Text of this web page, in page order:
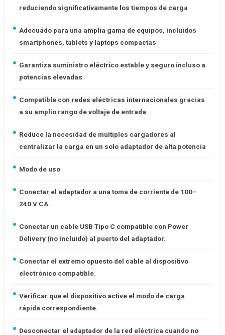
reduciendo significativamente los tiempos de carga
Adecuado para una amplia gama de equipos, incluidos
smartphones, tablets y laptops compactas
Garantiza suministro eléctrico estable y seguro incluso a
potencias elevadas
Compatible con redes eléctricas internacionales gracias
a su amplio rango de voltaje de entrada
Reduce la necesidad de múltiples cargadores al
centralizar la carga en un solo adaptador de alta potencia
Modo de uso
Conectar el adaptador a una toma de corriente de 100–
240 V CA.
Conectar un cable USB Tipo C compatible con Power
Delivery (no incluido) al puerto del adaptador.
Conectar el extremo opuesto del cable al dispositivo
electrónico compatible.
Verificar que el dispositivo active el modo de carga
rápida correspondiente.
Desconectar el adaptador de la red eléctrica cuando no